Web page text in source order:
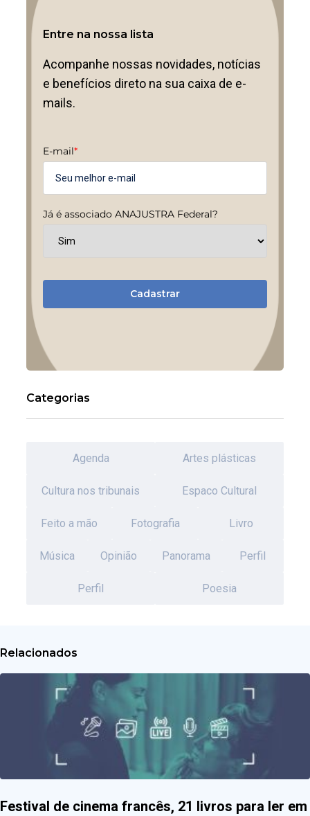
Entre na nossa lista
Acompanhe nossas novidades, notícias
e benefícios direto na sua caixa de e-
mails.
E-mail*
Já é associado ANAJUSTRA Federal?
Cadastrar
Categorias
Agenda Artes plásticas
Cultura nos tribunais Espaco Cultural
Feito a mão Fotografia Livro
Música Opinião Panorama Perfil
Perfil Poesia
Relacionados
Festival de cinema francês, 21 livros para ler em